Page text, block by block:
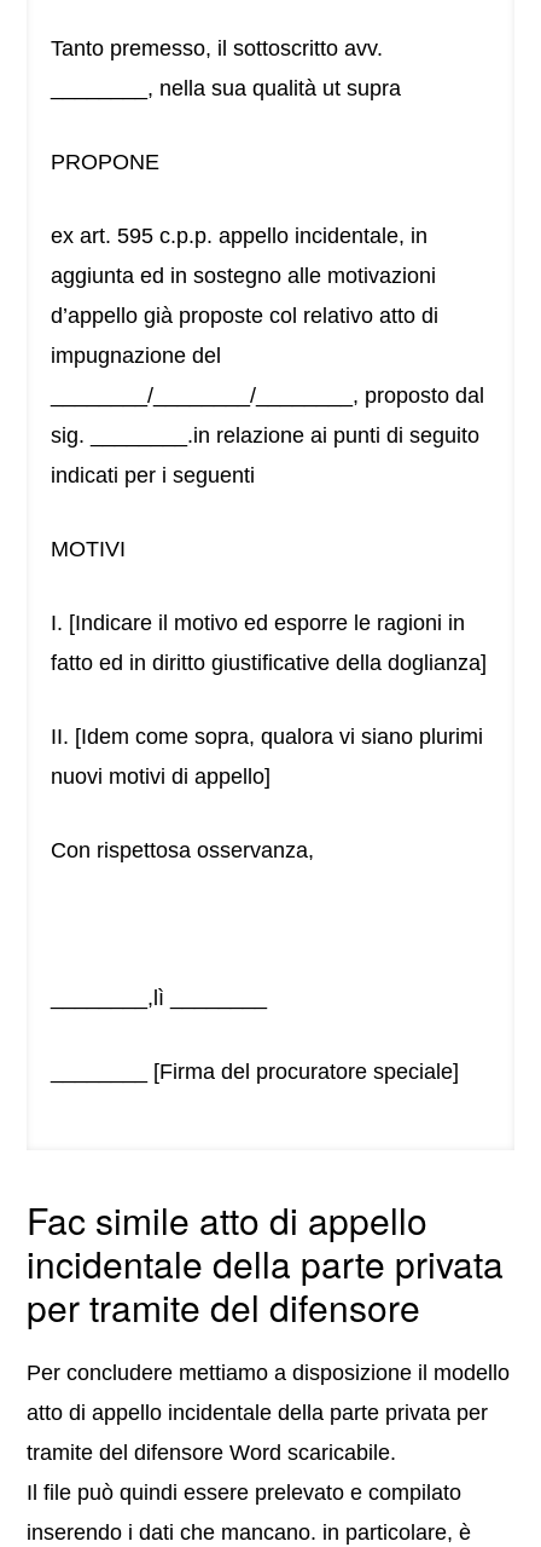
Tanto premesso, il sottoscritto avv.
________, nella sua qualità ut supra
PROPONE
ex art. 595 c.p.p. appello incidentale, in
aggiunta ed in sostegno alle motivazioni
d’appello già proposte col relativo atto di
impugnazione del
________/________/________, proposto dal
sig. ________.in relazione ai punti di seguito
indicati per i seguenti
MOTIVI
I. [Indicare il motivo ed esporre le ragioni in
fatto ed in diritto giustificative della doglianza]
II. [Idem come sopra, qualora vi siano plurimi
nuovi motivi di appello]
Con rispettosa osservanza,
________,lì ________
________ [Firma del procuratore speciale]
Fac simile atto di appello
incidentale della parte privata
per tramite del difensore
Per concludere mettiamo a disposizione il modello
atto di appello incidentale della parte privata per
tramite del difensore Word scaricabile.
Il file può quindi essere prelevato e compilato
inserendo i dati che mancano. in particolare, è